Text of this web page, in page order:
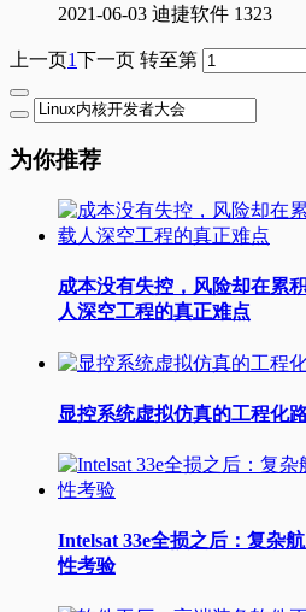
2021-06-03 迪捷软件 1323
上一页1下一页 转至第
为你推荐
成本没有失控，风险却在累
人深空工程的真正难点
显控系统虚拟仿真的工程化
Intelsat 33e全损之后：复杂
性考验